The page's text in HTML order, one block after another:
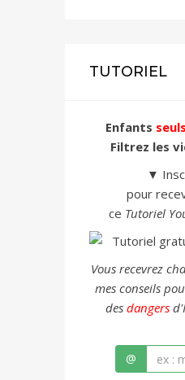
TUTORIEL
Enfants seuls
Filtrez les
▼
pour
ce Tutoriel
Vous recevrez
mes conseils
des dangers
@